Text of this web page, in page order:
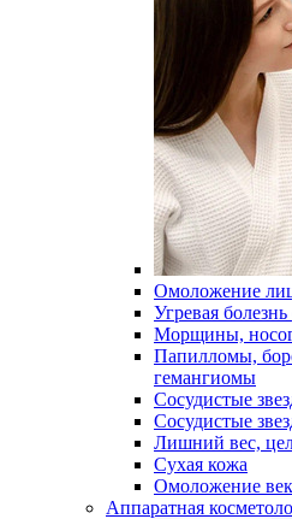
Омоложение
Угревая
Морщины,
Папилломы,
гемангиомы
Сосудистые
Сосудистые
Лишний вес,
Сухая кожа
Омоложение век
Аппаратная